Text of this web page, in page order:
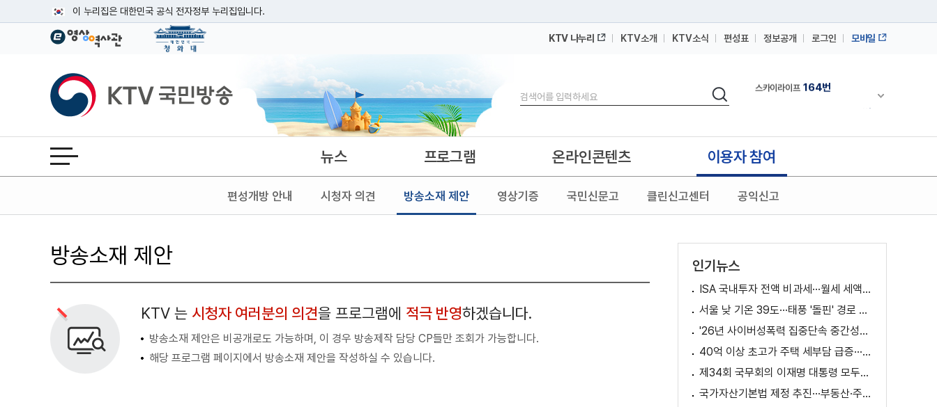
이 누리집은 대한민국 공식 전자정부 누리집입니다.
공식 누리집 주소 확인하기
이밖에 or.kr 또는 .kr등 다른 도메인 주소를 사용하고 있다면 아래 URL에서 도메인 주소를 확인해 보세요
운영중인 공식 누리집보기
KTV 나누리 KTV소개 KTV소식 편성표 정보공개 로그인 모바일
KTV국민방송
검색
검색 채널안내 펼쳐
IPTV(KT, SKB, LGU+)
스카이라이프
전체메뉴 열기 뉴스 프로그램 온라인콘텐츠 이용자 참여
편성개방 안내 시청자 의견 방송소재 제안 영상기증 국민신문고 클린신고센터 공익신고
방송소재 제안
KTV 는 시청자 여러분의 의견을 프로그램에 적극 반영하겠습니다.
방송소재 제안은 비공개로도 가능하며, 이 경우 방송제작 담당 CP들만 조회가 가능합니다.
해당 프로그램 페이지에서 방송소재 제안을 작성하실 수 있습니다.
검색 조건
검색어 입력
검색
인기뉴스
ISA 국내투자 전액 비과세···월세 세액공제 확대
서울 낮 기온 39도···태풍 '돌핀' 경로 변수
'26년 사이버성폭력 집중단속 중간성과 발표···향후 추진계획은?
40억 이상 초고가 주택 세부담 급증···실수요자 보호 강화
제34회 국무회의 이재명 대통령 모두발언
국가자산기본법 제정 추진···부동산·주식 등 통합 관리